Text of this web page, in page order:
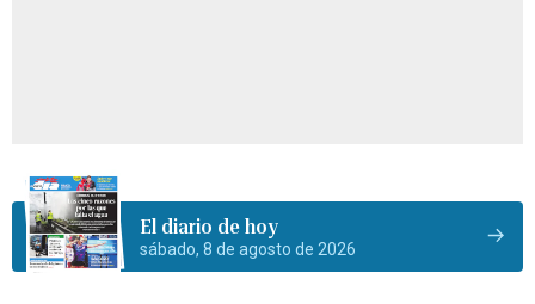
El diario de hoy
sábado, 8 de agosto de 2026